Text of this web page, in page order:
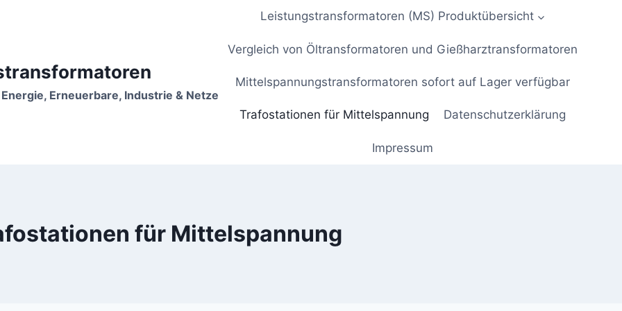
Erneuerbare, Industrie & Netze
Leistungstransformatoren (MS) Produktübersicht
Vergleich von Öltransformatoren und Gießharztransformatoren
Mittelspannungstransformatoren sofort auf Lager verfügbar
Trafostationen für Mittelspannung Datenschutzerklärung
Impressum
für Mittelspannung